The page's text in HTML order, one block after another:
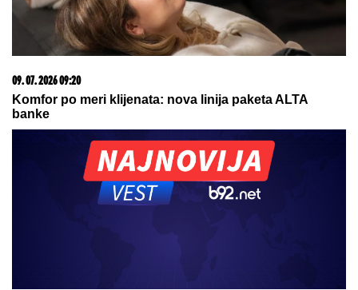
09. 07. 2026 09:20
Komfor po meri klijenata: nova linija paketa ALTA
banke